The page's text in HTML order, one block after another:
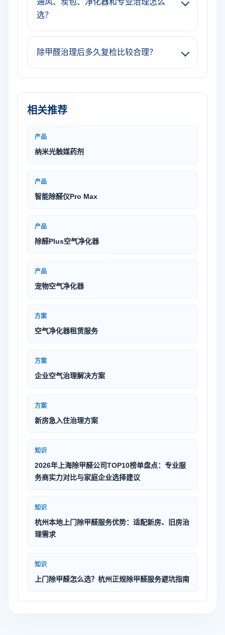
选？
除甲醛治理后多久复检比较合理？
相关推荐
产品
纳米光触媒药剂
产品
智能除醛仪Pro Max
产品
除醛Plus空气净化器
产品
宠物空气净化器
方案
空气净化器租赁服务
方案
企业空气治理解决方案
方案
新房急入住治理方案
知识
2026年上海除甲醛公司TOP10榜单盘点：专业服
务商实力对比与家庭企业选择建议
知识
杭州本地上门除甲醛服务优势：适配新房、旧房治
理需求
知识
上门除甲醛怎么选？杭州正规除甲醛服务避坑指南